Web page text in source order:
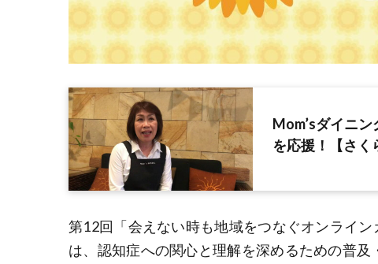
Mom’sダイニ
を応援！【さく
第12回「会えない時も地域をつなぐオンライ
は、認知症への関心と理解を深めるための普